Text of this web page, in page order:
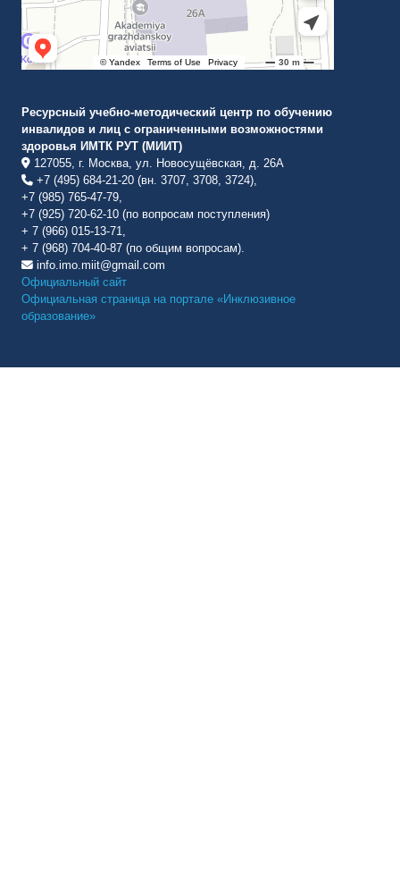
Ресурсный учебно-методический центр по обучению
инвалидов и лиц с ограниченными возможностями
здоровья ИМТК РУТ (МИИТ)
127055, г. Москва, ул. Новосущёвская, д. 26А
+7 (495) 684-21-20 (вн. 3707, 3708, 3724),
+7 (985) 765-47-79,
+7 (925) 720-62-10 (по вопросам поступления)
+ 7 (966) 015-13-71,
+ 7 (968) 704-40-87 (по общим вопросам).
info.imo.miit@gmail.com
Официальный сайт
Официальная страница на портале «Инклюзивное
образование»